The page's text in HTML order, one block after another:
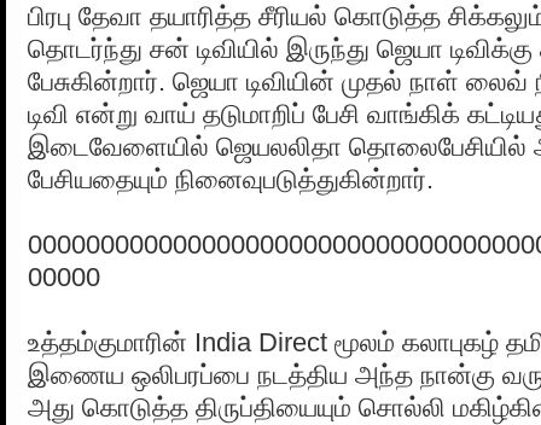
பிரபு தேவா தயாரித்த சீரியல் கொடுத்த
தொடர்ந்து சன் டிவியில் இருந்து ஜெயா
பேசுகின்றார். ஜெயா டிவியின் முதல் நாள் லைவ்
டிவி என்று வாய் தடுமாறிப் பேசி வாங்கிக்
இடைவேளையில் ஜெயலலிதா தொலைபேசியில்
பேசியதையும் நினைவுபடுத்துகின்றார்.
00000
உத்தம்குமாரின் India Direct மூலம் கலாபுகழ்
இணைய ஒலிபரப்பை நடத்திய அந்த நான்கு
அது கொடுத்த திருப்தியையும் சொல்லி